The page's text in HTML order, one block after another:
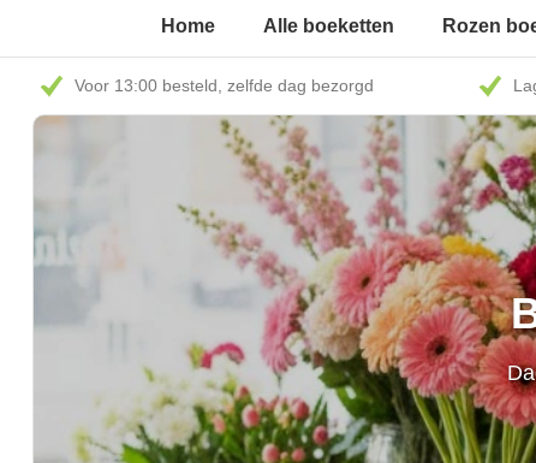
Home Alle boeketten Rozen
Voor 13:00 besteld, zelfde dag bezorgd